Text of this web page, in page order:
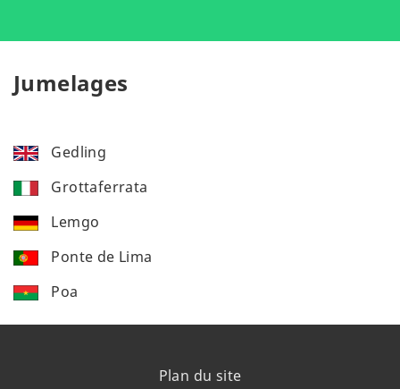
Jumelages
Gedling
Grottaferrata
Lemgo
Ponte de Lima
Poa
Plan du site